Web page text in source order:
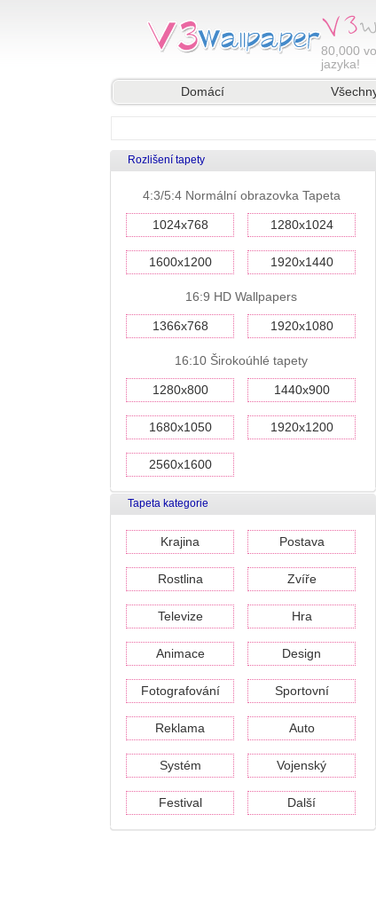
80,000
jazyka!
Domácí
Rozlišení tapety
4:3/5:4 Normální obrazovka Tapeta
1024x768 1280x1024
1600x1200 1920x1440
16:9 HD Wallpapers
1366x768 1920x1080
16:10 Širokoúhlé tapety
1280x800 1440x900
1680x1050 1920x1200
2560x1600
Tapeta kategorie
Krajina Postava
Rostlina Zvíře
Televize Hra
Animace Design
Fotografování Sportovní
Reklama Auto
Systém Vojenský
Festival Další